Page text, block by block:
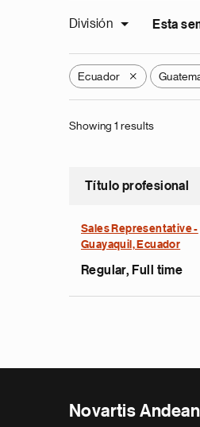
División Esta
Ecuador X
Showing 1 results
Título profesional
Sales Representative -
Guayaquil, Ecuador
Regular, Full time
Novartis